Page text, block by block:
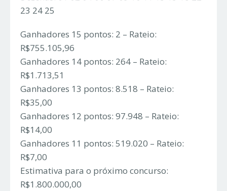
23 24 25
Ganhadores 15 pontos: 2 – Rateio:
R$755.105,96
Ganhadores 14 pontos: 264 – Rateio:
R$1.713,51
Ganhadores 13 pontos: 8.518 – Rateio:
R$35,00
Ganhadores 12 pontos: 97.948 – Rateio:
R$14,00
Ganhadores 11 pontos: 519.020 – Rateio:
R$7,00
Estimativa para o próximo concurso:
R$1.800.000,00